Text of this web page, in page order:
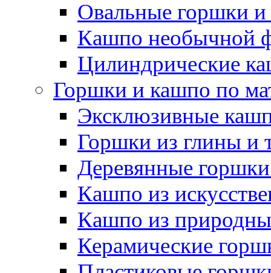
Овальные горшки
Кашпо необычной
Цилиндрические
Горшки и кашпо по
Эксклюзивные
Горшки из глины и
Деревянные
Кашпо из
Кашпо из
Керамические